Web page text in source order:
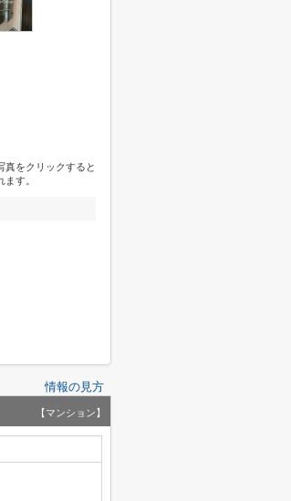
をクリックすると
す。
情報の見方
【マンション】